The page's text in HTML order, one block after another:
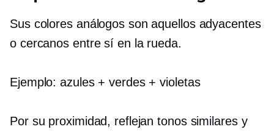
Sus colores análogos son aquellos adyacentes
o cercanos entre sí en la rueda.
Ejemplo: azules + verdes + violetas
Por su proximidad, reflejan tonos similares y